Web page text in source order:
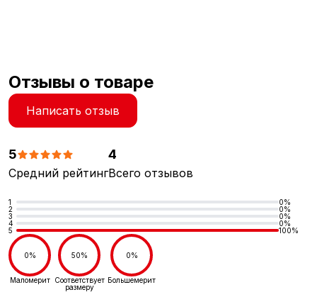
Отзывы о товаре
Написать отзыв
5
Средний рейтинг
4
Всего отзывов
1
0%
2
0%
3
0%
4
0%
5
100%
0%
Маломерит
50%
Соответствует
размеру
0%
Большемерит